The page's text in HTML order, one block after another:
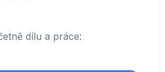
dílu a práce: